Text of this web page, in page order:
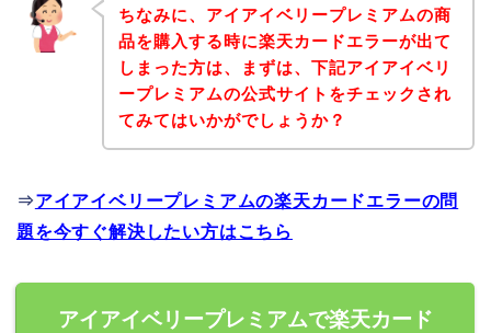
ちなみに、アイアイベリープレミアムの商
品を購入する時に楽天カードエラーが出て
しまった方は、まずは、下記アイアイベリ
ープレミアムの公式サイトをチェックされ
てみてはいかがでしょうか？
⇒アイアイベリープレミアムの楽天カードエラーの問
題を今すぐ解決したい方はこちら
アイアイベリープレミアムで楽天カード